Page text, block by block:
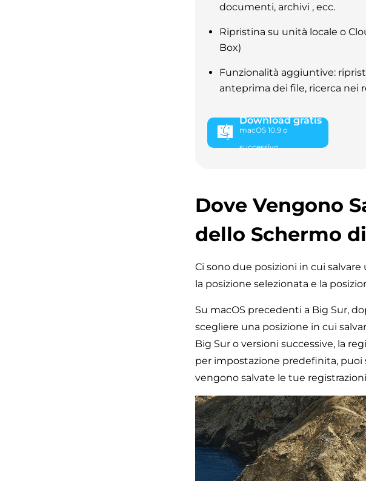
documenti, archivi , ecc.
Ripristina su unità locale o
Box)
Funzionalità aggiuntive:
anteprima dei file, ricerca nei
Download gratis
macOS 10.9 o
successivo
Dove Vengono
dello Schermo
Ci sono due posizioni in cui
la posizione selezionata e la
Su macOS precedenti a Big Sur,
scegliere una posizione in cui
Big Sur o versioni successive, la
per impostazione predefinita, puoi
vengono salvate le tue